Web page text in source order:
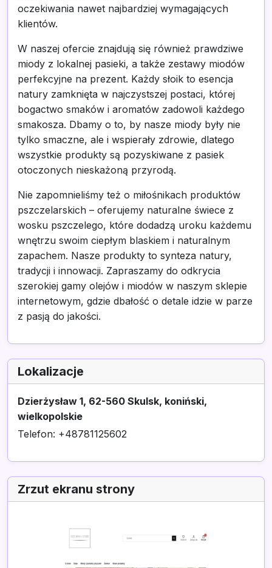
oczekiwania nawet najbardziej wymagających
klientów.
W naszej ofercie znajdują się również prawdziwe
miody z lokalnej pasieki, a także zestawy miodów
perfekcyjne na prezent. Każdy słoik to esencja
natury zamknięta w najczystszej postaci, której
bogactwo smaków i aromatów zadowoli każdego
smakosza. Dbamy o to, by nasze miody były nie
tylko smaczne, ale i wspierały zdrowie, dlatego
wszystkie produkty są pozyskiwane z pasiek
otoczonych nieskażoną przyrodą.
Nie zapomnieliśmy też o miłośnikach produktów
pszczelarskich – oferujemy naturalne świece z
wosku pszczelego, które dodadzą uroku każdemu
wnętrzu swoim ciepłym blaskiem i naturalnym
zapachem. Nasze produkty to synteza natury,
tradycji i innowacji. Zapraszamy do odkrycia
szerokiej gamy olejów i miodów w naszym sklepie
internetowym, gdzie dbałość o detale idzie w parze
z pasją do jakości.
Lokalizacje
Dzierżysław 1, 62-560 Skulsk, koniński,
wielkopolskie
Telefon: +48781125602
Zrzut ekranu strony